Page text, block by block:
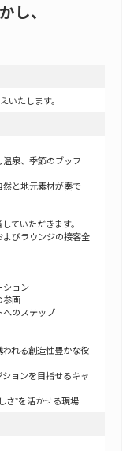
し、
たします。
泉、季節のブッフ
と地元素材が奏で
ていただきます。
よびラウンジの接客全
ション
参画
へのステップ
れる創造性豊かな役
ョンを目指せるキャ
さ”を活かせる現場